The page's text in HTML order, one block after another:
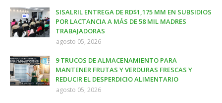
SISALRIL ENTREGA DE RD$1,175 MM EN SUBSIDIOS
POR LACTANCIA A MÁS DE 58 MIL MADRES
TRABAJADORAS
agosto 05, 2026
9 TRUCOS DE ALMACENAMIENTO PARA
MANTENER FRUTAS Y VERDURAS FRESCAS Y
REDUCIR EL DESPERDICIO ALIMENTARIO
agosto 05, 2026